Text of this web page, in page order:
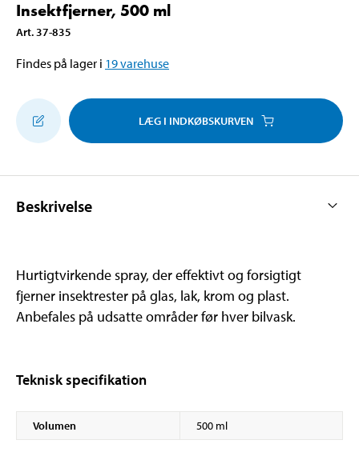
Insektfjerner, 500 ml
Art. 37-835
Findes på lager i 19varehuse
LÆG I INDKØBSKURVEN
Beskrivelse
Hurtigtvirkende spray, der effektivt og forsigtigt
fjerner insektrester på glas, lak, krom og plast.
Anbefales på udsatte områder før hver bilvask.
Teknisk specifikation
Volumen 500 ml